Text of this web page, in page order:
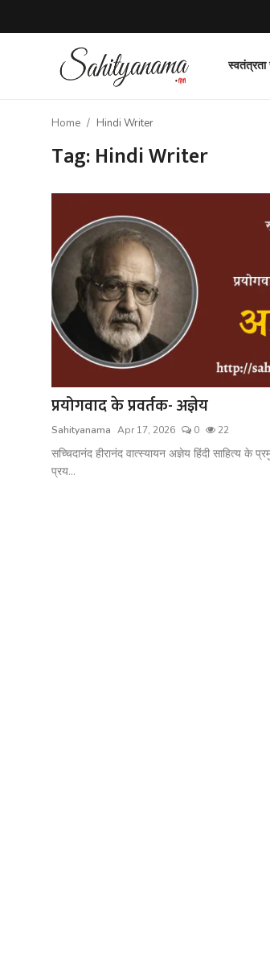
स्वतंत्रता
Register
यात्रावृत्तांत
Home Hindi Writer
Tag: Hindi Writer
प्रयोगवाद के प्रवर्तक- अज्ञेय
Sahityanama Apr 17, 2026 0 22
सच्चिदानंद हीरानंद वात्स्यायन अज्ञेय हिंदी साहित्य के
प्रय...